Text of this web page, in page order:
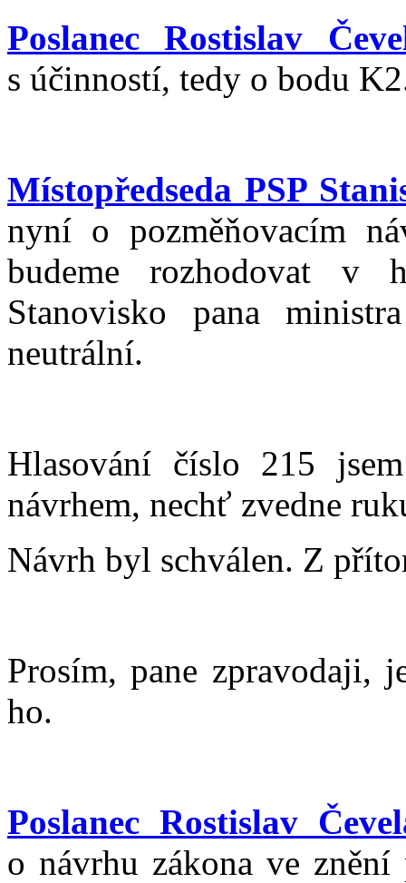
Poslanec Rostislav
s účinností, tedy o bodu
Místopředseda PSP
nyní o pozměňovacím
budeme rozhodovat v
Stanovisko pana
neutrální.
Hlasování číslo 215
návrhem, nechť zvedne
Návrh byl schválen. Z
Prosím, pane zpravodaji,
ho.
Poslanec Rostislav
o návrhu zákona ve